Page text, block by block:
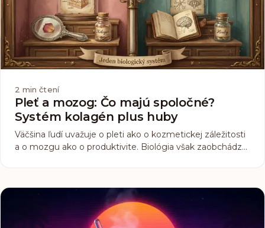
2 min čtení
Pleť a mozog: Čo majú spoločné?
Systém kolagén plus huby
Väčšina ľudí uvažuje o pleti ako o kozmetickej záležitosti
a o mozgu ako o produktivite. Biológia však zaobchádza